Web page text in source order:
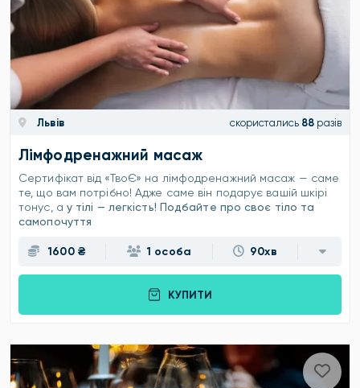
Львів скористались 88 разів
Лімфодренажний масаж
Сертифікат від «ТвоЄ» на лімфодренажний масаж — саме
те, що вам потрібно! Адже саме він подарує вашій шкірі
тонус, а у тілі — легкість! Подбайте про своє тіло та
самопочуття
1600 ₴ 1 особа 90хв
КУПИТИ